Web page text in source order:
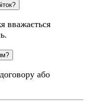
вважається
або